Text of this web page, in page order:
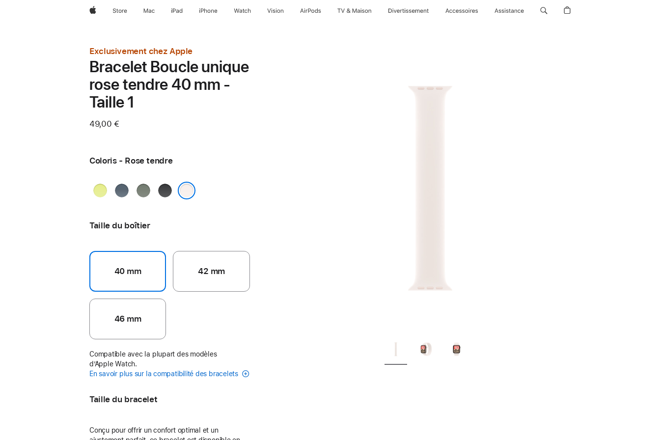
AppleStore Mac iPad iPhone Watch Vision AirPods TV & Maison Divertissements Accessoires Assistance
Exclusivement chez Apple
Bracelet Boucle unique
rose tendre 40 mm -
Taille 1
49,00 €
Coloris - Rose tendre
JauneBleu
Gris
Noir
Taille du boîtier
40 mm 42 mm
46 mm
Compatible avec la plupart des modèles
d’Apple Watch.
En savoir plus sur la compatibilité des bracelets
Taille du bracelet
Conçu pour offrir un confort optimal et un